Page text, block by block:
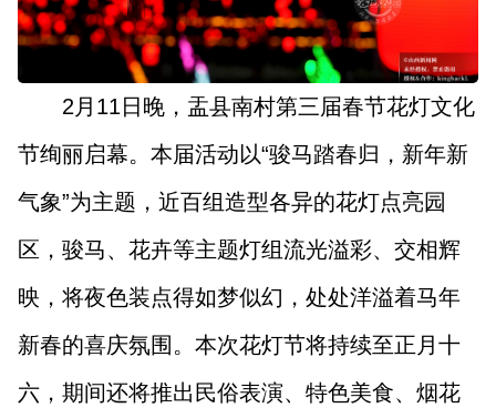
地方频道
大同 朔州 忻州 吕梁
晋中 阳泉 长治 晋城
2月11日晚，盂县南村第三届春节花灯文化
节绚丽启幕。本届活动以“骏马踏春归，新年新
气象”为主题，近百组造型各异的花灯点亮园
区，骏马、花卉等主题灯组流光溢彩、交相辉
映，将夜色装点得如梦似幻，处处洋溢着马年
新春的喜庆氛围。本次花灯节将持续至正月十
六，期间还将推出民俗表演、特色美食、烟花